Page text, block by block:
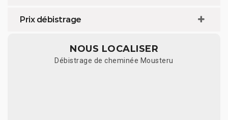
Prix débistrage
NOUS LOCALISER
Débistrage de cheminée Mousteru